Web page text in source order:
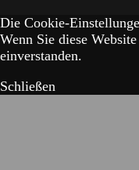
Die Cookie-
Wenn Sie diese
einverstanden.
Schließen